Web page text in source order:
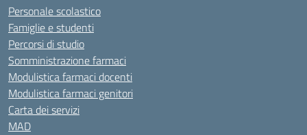
Personale scolastico
Famiglie e studenti
Percorsi di studio
Somministrazione farmaci
Modulistica farmaci docenti
Modulistica farmaci genitori
Carta dei servizi
MAD